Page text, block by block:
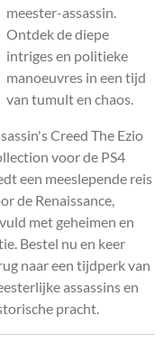
meester-assassin.
Ontdek de diepe
intriges en politieke
manoeuvres in een tijd
van tumult en chaos.
Creed The Ezio
voor de PS4
een meeslepende reis
de Renaissance,
met geheimen en
Bestel nu en keer
naar een tijdperk van
assassins en
pracht.